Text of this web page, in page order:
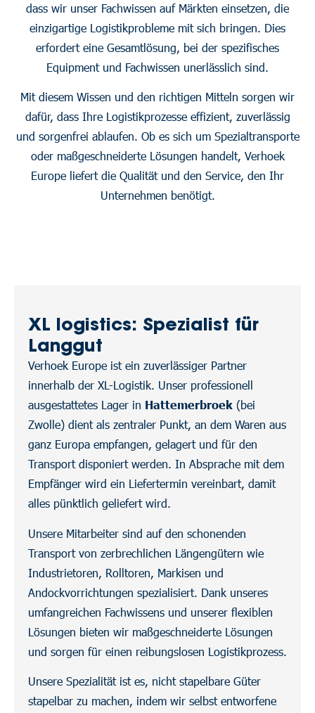
dass wir unser Fachwissen auf Märkten einsetzen, die
einzigartige Logistikprobleme mit sich bringen. Dies
erfordert eine Gesamtlösung, bei der spezifisches
Equipment und Fachwissen unerlässlich sind.
Mit diesem Wissen und den richtigen Mitteln sorgen wir
dafür, dass Ihre Logistikprozesse effizient, zuverlässig
und sorgenfrei ablaufen. Ob es sich um Spezialtransporte
oder maßgeschneiderte Lösungen handelt, Verhoek
Europe liefert die Qualität und den Service, den Ihr
Unternehmen benötigt.
XL logistics: Spezialist für
Langgut
Verhoek Europe ist ein zuverlässiger Partner
innerhalb der XL-Logistik. Unser professionell
ausgestattetes Lager in Hattemerbroek (bei
Zwolle) dient als zentraler Punkt, an dem Waren aus
ganz Europa empfangen, gelagert und für den
Transport disponiert werden. In Absprache mit dem
Empfänger wird ein Liefertermin vereinbart, damit
alles pünktlich geliefert wird.
Unsere Mitarbeiter sind auf den schonenden
Transport von zerbrechlichen Längengütern wie
Industrietoren, Rolltoren, Markisen und
Andockvorrichtungen spezialisiert. Dank unseres
umfangreichen Fachwissens und unserer flexiblen
Lösungen bieten wir maßgeschneiderte Lösungen
und sorgen für einen reibungslosen Logistikprozess.
Unsere Spezialität ist es, nicht stapelbare Güter
stapelbar zu machen, indem wir selbst entworfene